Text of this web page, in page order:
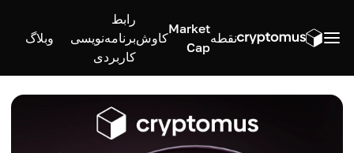
نقطه
Market
Cap
کاوش
رابط
برنامه‌نویسی
کاربردی
وبلاگ